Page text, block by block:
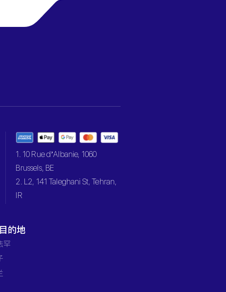
1. 10 Rue d’Albanie, 1060
Brussels, BE
2. L2, 141 Taleghani St, Tehran,
IR
的地
罕